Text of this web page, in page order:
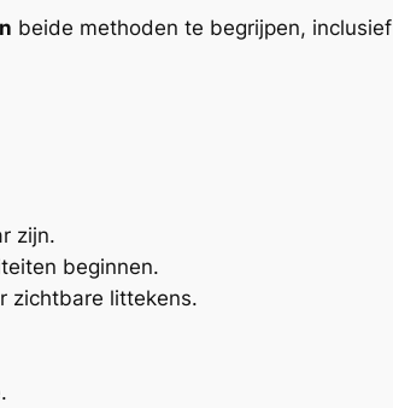
beide methoden te begrijpen, inclusief
zijn.
beginnen.
zichtbare littekens.